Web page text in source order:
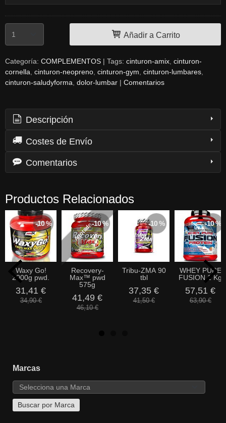
Marcas
Añadir a Carrito
Categoría: COMPLEMENTOS | Tags: cinturon-amix cinturon-
cornella cinturon-neopreno cinturon-gym cinturon-lumbares
cinturon-saludyforma dolor-lumbar | Comentarios
Descripción
Costes de Envío
Comentarios
Productos Relacionados
-10 %
Waxy Go!
2000g pwd.
31,41 €
34,90 €
Agotado-10 %
Recovery-
Max™ pwd
575g
41,49 €
46,10 €
-10 %
Tribu-ZMA 90
tbl
37,35 €
41,50 €
-10 %
WHEY PURE
FUSION 1 Kg
57,51 €
63,90 €